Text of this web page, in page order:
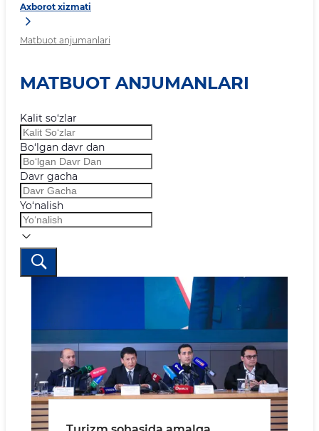
Axborot xizmati
Matbuot anjumanlari
MATBUOT ANJUMANLARI
Kalit so‘zlar
Bo‘lgan davr dan
Davr gacha
Yo‘nalish